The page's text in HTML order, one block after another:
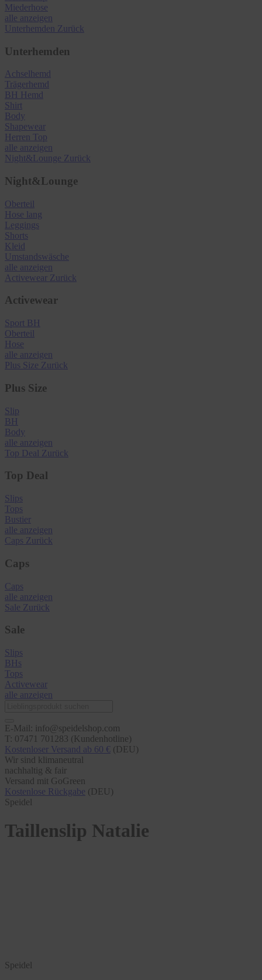
Miederhose
alle anzeigen
Unterhemden Zurück
Unterhemden
Achselhemd
Trägerhemd
BH Hemd
Shirt
Body
Shapewear
Herren Top
alle anzeigen
Night&Lounge Zurück
Night&Lounge
Oberteil
Hose lang
Leggings
Shorts
Kleid
Umstandswäsche
alle anzeigen
Activewear Zurück
Activewear
Sport BH
Oberteil
Hose
alle anzeigen
Plus Size Zurück
Plus Size
Slip
BH
Body
alle anzeigen
Top Deal Zurück
Top Deal
Slips
Tops
Bustier
alle anzeigen
Caps Zurück
Caps
Caps
alle anzeigen
Sale Zurück
Sale
Slips
BHs
Tops
Activewear
alle anzeigen
E-Mail: info@speidelshop.com
T: 07471 701283 (Kundenhotline)
Kostenloser Versand ab 60 € (DEU)
Wir sind klimaneutral
nachhaltig & fair
Versand mit GoGreen
Kostenlose Rückgabe (DEU)
Speidel
Taillenslip Natalie
Speidel